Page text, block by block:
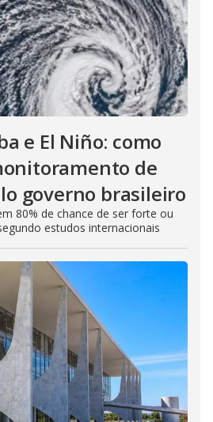
e El Niño: como
de
governo brasileiro
80% de chance de ser forte ou
estudos internacionais